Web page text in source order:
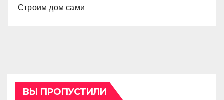
Строим дом сами
ВЫ ПРОПУСТИЛИ